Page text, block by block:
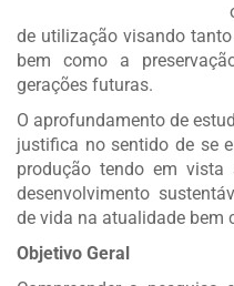
de utilização visando
bem como a
gerações futuras.
O aprofundamento de
justifica no sentido de se
produção tendo em
desenvolvimento
de vida na atualidade bem
Objetivo Geral